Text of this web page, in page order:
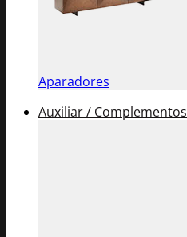
Aparadores
Auxiliar / Complementos